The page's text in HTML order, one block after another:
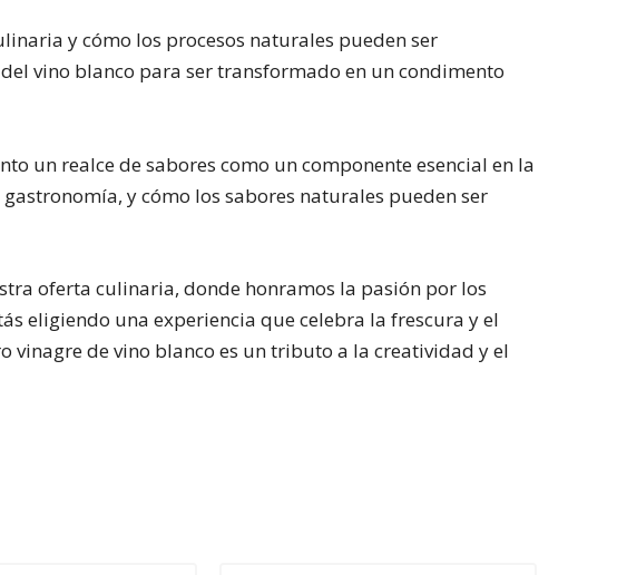
y cómo los procesos naturales pueden ser
vino blanco para ser transformado en un condimento
un realce de sabores como un componente esencial en la
y cómo los sabores naturales pueden ser
oferta culinaria, donde honramos la pasión por los
eligiendo una experiencia que celebra la frescura y el
vinagre de vino blanco es un tributo a la creatividad y el